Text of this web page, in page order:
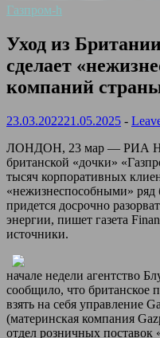
Газпром-h
Уход из
сделает
компаний
23.03.202221.05.2025 -
ЛОНДОН, 23 мар — РИА
британской «дочки»
тысяч корпоративных
«нежизнеспособными»
придется досрочно
энергии, пишет газета
источники.
начале недели агентство
сообщило, что британское
взять на себя управление
(материнская компания
отдел розничных поставок